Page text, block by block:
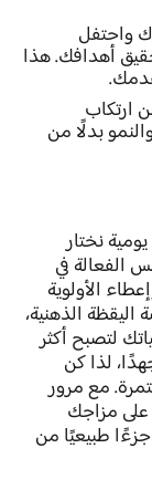
واحتفل
أهدافك. هذا
ارتكاب
بدلًا من
نختار
الفعالة في
الأولوية
اليقظة الذهنية،
لتصبح أكثر
لذا كن
مع مرور
على مزاجك
طبيعيًا من